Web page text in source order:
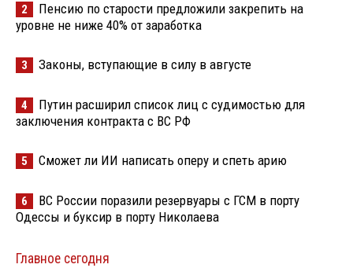
2
Пенсию по старости предложили закрепить на
уровне не ниже 40% от заработка
3 Законы, вступающие в силу в августе
4
Путин расширил список лиц с судимостью для
заключения контракта с ВС РФ
5 Сможет ли ИИ написать оперу и спеть арию
6
ВС России поразили резервуары с ГСМ в порту
Одессы и буксир в порту Николаева
Главное сегодня